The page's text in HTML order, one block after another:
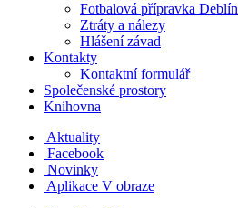
Fotbalová přípravka Deblín
Ztráty a nálezy
Hlášení závad
Kontakty
Kontaktní formulář
Společenské prostory
Knihovna
Aktuality
Facebook
Novinky
Aplikace V obraze